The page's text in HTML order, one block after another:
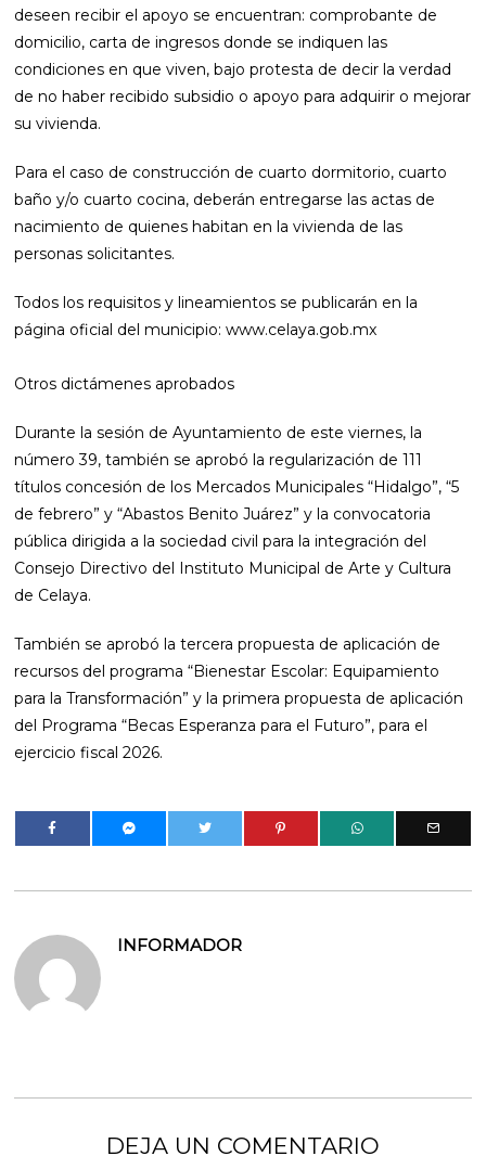
deseen recibir el apoyo se encuentran: comprobante de
domicilio, carta de ingresos donde se indiquen las
condiciones en que viven, bajo protesta de decir la verdad
de no haber recibido subsidio o apoyo para adquirir o mejorar
su vivienda.
Para el caso de construcción de cuarto dormitorio, cuarto
baño y/o cuarto cocina, deberán entregarse las actas de
nacimiento de quienes habitan en la vivienda de las
personas solicitantes.
Todos los requisitos y lineamientos se publicarán en la
página oficial del municipio: www.celaya.gob.mx
Otros dictámenes aprobados
Durante la sesión de Ayuntamiento de este viernes, la
número 39, también se aprobó la regularización de 111
títulos concesión de los Mercados Municipales “Hidalgo”, “5
de febrero” y “Abastos Benito Juárez” y la convocatoria
pública dirigida a la sociedad civil para la integración del
Consejo Directivo del Instituto Municipal de Arte y Cultura
de Celaya.
También se aprobó la tercera propuesta de aplicación de
recursos del programa “Bienestar Escolar: Equipamiento
para la Transformación” y la primera propuesta de aplicación
del Programa “Becas Esperanza para el Futuro”, para el
ejercicio fiscal 2026.
INFORMADOR
DEJA UN COMENTARIO